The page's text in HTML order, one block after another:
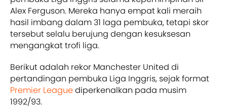
Alex Ferguson. Mereka hanya empat kali meraih
hasil imbang dalam 31 laga pembuka, tetapi skor
tersebut selalu berujung dengan kesuksesan
mengangkat trofi liga.
Berikut adalah rekor Manchester United di
pertandingan pembuka Liga Inggris, sejak format
Premier Leaguediperkenalkan pada musim
1992/93.